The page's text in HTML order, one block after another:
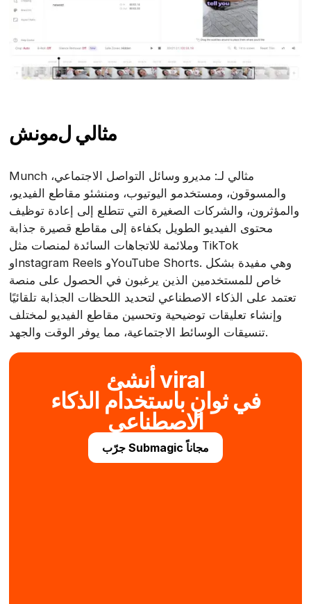
مونشمثالي ل
Munch مثالي لـ: مديرو وسائل التواصل الاجتماعي،
والمسوقون، ومستخدمو اليوتيوب، ومنشئو مقاطع الفيديو،
والمؤثرون، والشركات الصغيرة التي تتطلع إلى إعادة توظيف
محتوى الفيديو الطويل بكفاءة إلى مقاطع قصيرة جذابة
وملائمة للاتجاهات السائدة لمنصات مثل TikTok
وInstagram Reels وYouTube Shorts. وهي مفيدة بشكل
خاص للمستخدمين الذين يرغبون في الحصول على منصة
تعتمد على الذكاء الاصطناعي لتحديد اللحظات الجذابة تلقائيًا
وإنشاء تعليقات توضيحية وتحسين مقاطع الفيديو لمختلف
تنسيقات الوسائط الاجتماعية، مما يوفر الوقت والجهد.
أنشئ viral
في ثوانٍ باستخدام الذكاء
الاصطناعي
جرّب Submagic مجاناً